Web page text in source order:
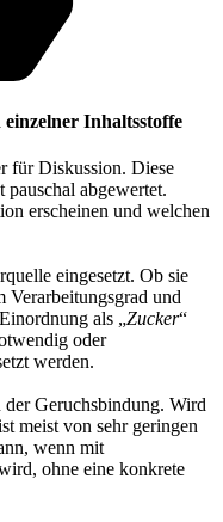
Inhaltsstoffe
für Diskussion. Diese
pauschal abgewertet.
erscheinen und welchen
eingesetzt. Ob sie
Verarbeitungsgrad und
als „Zucker“
oder
werden.
Geruchsbindung. Wird
meist von sehr geringen
wenn mit
ohne eine konkrete